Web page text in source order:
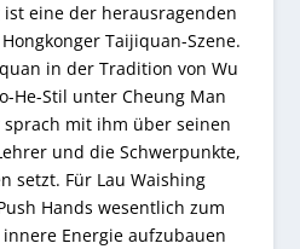
ist eine der herausragenden
Taijiquan-Szene.
in der Tradition von Wu
He-Stil unter Cheung Man
sprach mit ihm über seinen
und die Schwerpunkte,
setzt. Für Lau Waishing
Hands wesentlich zum
Energie aufzubauen